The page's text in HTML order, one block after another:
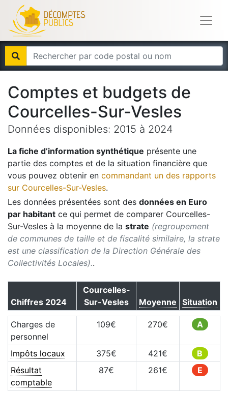
Comptes et budgets de
Courcelles-Sur-Vesles
Données disponibles: 2015 à 2024
La fiche d’information synthétique présente une
partie des comptes et de la situation financière que
vous pouvez obtenir en commandant un des rapports
sur Courcelles-Sur-Vesles.
Les données présentées sont des données en Euro
par habitant ce qui permet de comparer Courcelles-
Sur-Vesles à la moyenne de la strate (regroupement
de communes de taille et de fiscalité similaire, la strate
est une classification de la Direction Générale des
Collectivités Locales)..
Chiffres 2024
Courcelles-
Sur-Vesles
Moyenne Situation
Charges de
personnel
109€ 270€ A
Impôts locaux 375€ 421€
B
Résultat
comptable
87€ 261€ E